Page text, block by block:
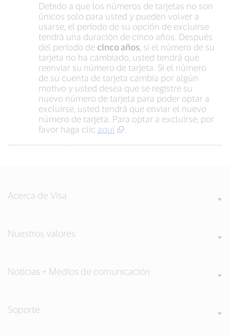
Debido a que los números de tarjetas no son
únicos solo para usted y pueden volver a
usarse, el período de su opción de excluirse
tendrá una duración de cinco años. Después
del período de cinco años , si el número de su
tarjeta no ha cambiado, usted tendrá que
reenviar su número de tarjeta. Si el número
de su cuenta de tarjeta cambia por algún
motivo y usted desea que se registre su
nuevo número de tarjeta para poder optar a
excluirse, usted tendrá que enviar el nuevo
número de tarjeta. Para optar a excluirse, por
favor haga clic aquí
Acerca de Visa
Nuestros valores
Noticias + Medios de comunicación
Soporte